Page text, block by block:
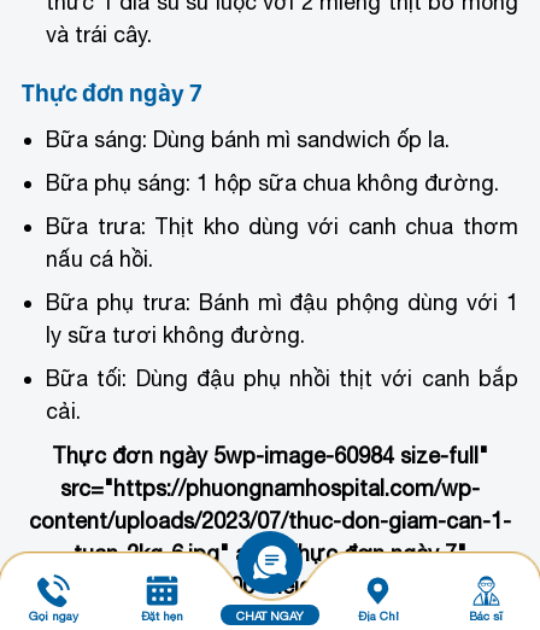
và trái cây.
Thực đơn ngày 7
Bữa sáng: Dùng bánh mì sandwich ốp la.
Bữa phụ sáng: 1 hộp sữa chua không đường.
Bữa trưa: Thịt kho dùng với canh chua thơm
nấu cá hồi.
Bữa phụ trưa: Bánh mì đậu phộng dùng với 1
ly sữa tươi không đường.
Bữa tối: Dùng đậu phụ nhồi thịt với canh bắp
cải.
Thực đơn ngày 5wp-image-60984 size-full"
src="https://phuongnamhospital.com/wp-
content/uploads/2023/07/thuc-don-giam-can-1-
tuan-2kg-6.jpg" alt="Thực đơn ngày 7"
width="800" height="450"
srcset="https://phuongnamhospital.com/wp-
Gọi ngay Đặt hẹn CHAT NGAY Địa Chỉ Bác sĩ